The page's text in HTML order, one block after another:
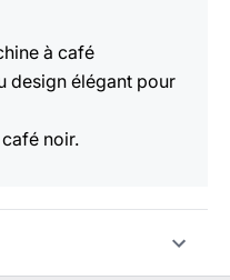
à café
design élégant pour
noir.